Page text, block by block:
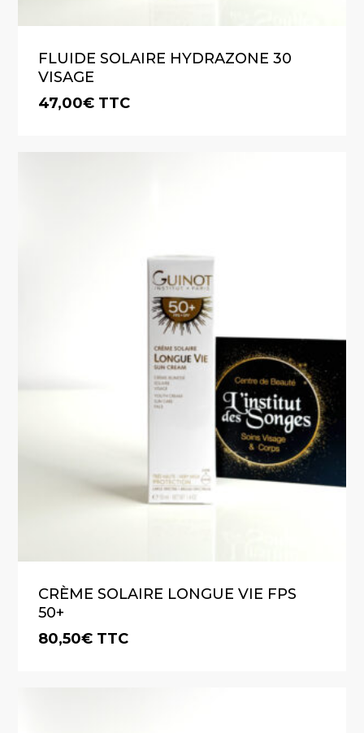
FLUIDE SOLAIRE HYDRAZONE 30
VISAGE
47,00€ TTC
CRÈME SOLAIRE LONGUE VIE FPS
50+
80,50€ TTC